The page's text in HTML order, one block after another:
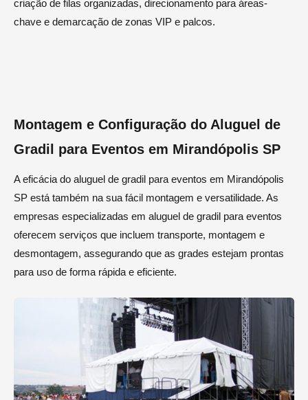
criação de filas organizadas, direcionamento para áreas-
chave e demarcação de zonas VIP e palcos.
Montagem e Configuração do Aluguel de
Gradil para Eventos em Mirandópolis SP
A eficácia do aluguel de gradil para eventos em Mirandópolis
SP está também na sua fácil montagem e versatilidade. As
empresas especializadas em aluguel de gradil para eventos
oferecem serviços que incluem transporte, montagem e
desmontagem, assegurando que as grades estejam prontas
para uso de forma rápida e eficiente.